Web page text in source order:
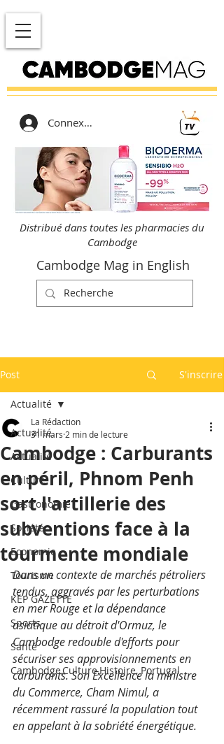
Connexion
Distribué dans toutes les pharmacies du
Cambodge
Cambodge Mag in English
Post S'inscrire
Actualité
Actualité
Culture
Gastronomie
Société
Economie
Tourisme
KEP GAZETTE
Sports
Santé
Cambodge,Culture,Histoire, Portugal
Actualité
Cambodge : Carburants
en péril, Phnom Penh
sort l'artillerie des
subventions face à la
tourmente mondiale
La Rédaction
31 mars 2 min de lecture
Dans un contexte de marchés pétroliers
tendus, aggravés par les perturbations
en mer Rouge et la dépendance
asiatique au détroit d'Ormuz, le
Cambodge redouble d'efforts pour
sécuriser ses approvisionnements en
carburants. Son Excellence la ministre
du Commerce, Cham Nimul, a
récemment rassuré la population tout
en appelant à la sobriété énergétique.